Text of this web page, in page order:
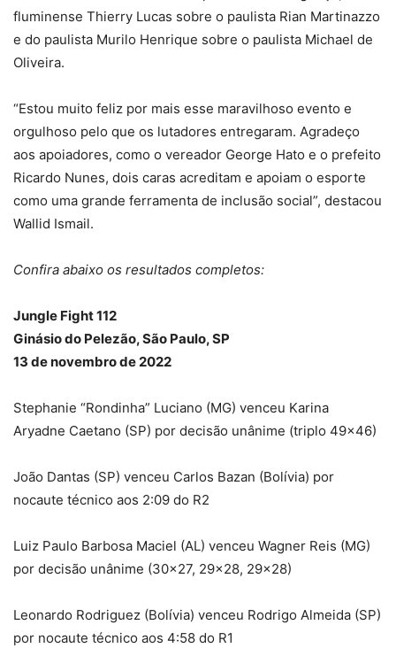
fluminense Thierry Lucas sobre o paulista Rian Martinazzo
e do paulista Murilo Henrique sobre o paulista Michael de
Oliveira.
“Estou muito feliz por mais esse maravilhoso evento e
orgulhoso pelo que os lutadores entregaram. Agradeço
aos apoiadores, como o vereador George Hato e o prefeito
Ricardo Nunes, dois caras acreditam e apoiam o esporte
como uma grande ferramenta de inclusão social”, destacou
Wallid Ismail.
Confira abaixo os resultados completos:
Jungle Fight 112
Ginásio do Pelezão, São Paulo, SP
13 de novembro de 2022
Stephanie “Rondinha” Luciano (MG) venceu Karina
Aryadne Caetano (SP) por decisão unânime (triplo 49×46)
João Dantas (SP) venceu Carlos Bazan (Bolívia) por
nocaute técnico aos 2:09 do R2
Luiz Paulo Barbosa Maciel (AL) venceu Wagner Reis (MG)
por decisão unânime (30×27, 29×28, 29×28)
Leonardo Rodriguez (Bolívia) venceu Rodrigo Almeida (SP)
por nocaute técnico aos 4:58 do R1